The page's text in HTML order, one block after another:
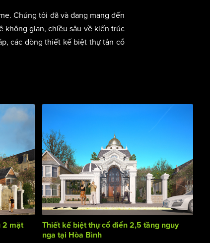
Chúng tôi đã và đang mang đến
không gian, chiều sâu về kiến trúc
các dòng thiết kế biệt thự tân cổ
2 mặt
Thiết kế biệt thự cổ điển 2,5 tầng nguy
nga tại Hòa Bình